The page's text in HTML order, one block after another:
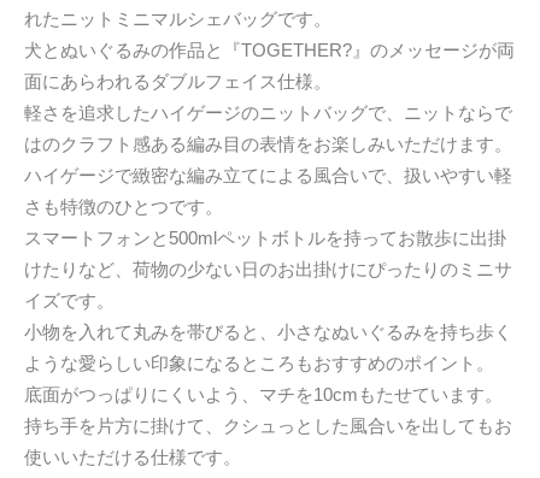
れたニットミニマルシェバッグです。
犬とぬいぐるみの作品と『TOGETHER?』のメッセージが両
面にあらわれるダブルフェイス仕様。
軽さを追求したハイゲージのニットバッグで、ニットならで
はのクラフト感ある編み目の表情をお楽しみいただけます。
ハイゲージで緻密な編み立てによる風合いで、扱いやすい軽
さも特徴のひとつです。
スマートフォンと500mlペットボトルを持ってお散歩に出掛
けたりなど、荷物の少ない日のお出掛けにぴったりのミニサ
イズです。
小物を入れて丸みを帯びると、小さなぬいぐるみを持ち歩く
ような愛らしい印象になるところもおすすめのポイント。
底面がつっぱりにくいよう、マチを10cmもたせています。
持ち手を片方に掛けて、クシュっとした風合いを出してもお
使いいただける仕様です。